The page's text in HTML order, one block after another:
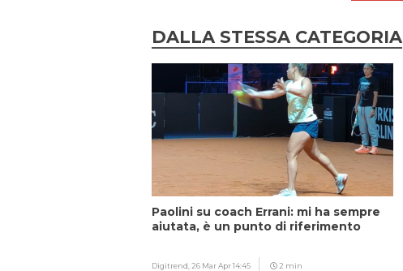
DALLA STESSA CATEGORIA
Paolini su coach Errani: mi ha sempre
aiutata, è un punto di riferimento
Digitrend, 26 Mar Apr 14:45 2 min